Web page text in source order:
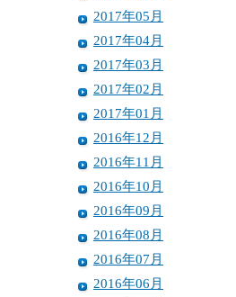
2017年05月
2017年04月
2017年03月
2017年02月
2017年01月
2016年12月
2016年11月
2016年10月
2016年09月
2016年08月
2016年07月
2016年06月